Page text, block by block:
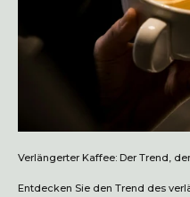
Verlängerter Kaffee: Der Trend,
Entdecken Sie den Trend des